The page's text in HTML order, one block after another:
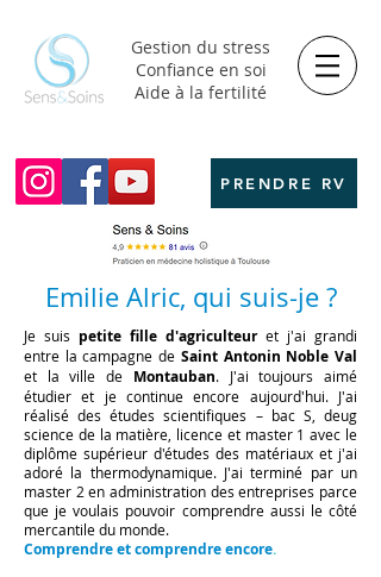
Gestion du stress
Confiance en soi
Aide à la fertilité
PRENDRE RV
Emilie Alric, qui suis-je ?
Je suis petite fille d'agriculteuret j'ai grandi
entre la campagne de Saint Antonin Noble Val
et la ville de Montauban. J'ai toujours aimé
étudier et je continue encore aujourd'hui. J'ai
réalisé des études scientifiques – bac S, deug
science de la matière, licence et master 1 avec le
diplôme supérieur d'études des matériaux et j'ai
adoré la thermodynamique. J'ai terminé par un
master 2 en administration des entreprises parce
que je voulais pouvoir comprendre aussi le côté
mercantile du monde.
Comprendre et comprendre encore.